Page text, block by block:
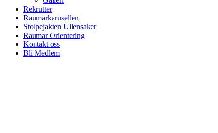
Rekrutter
Raumarkarusellen
Stolpejakten Ullensaker
Raumar Orientering
Kontakt oss
Bli Medlem